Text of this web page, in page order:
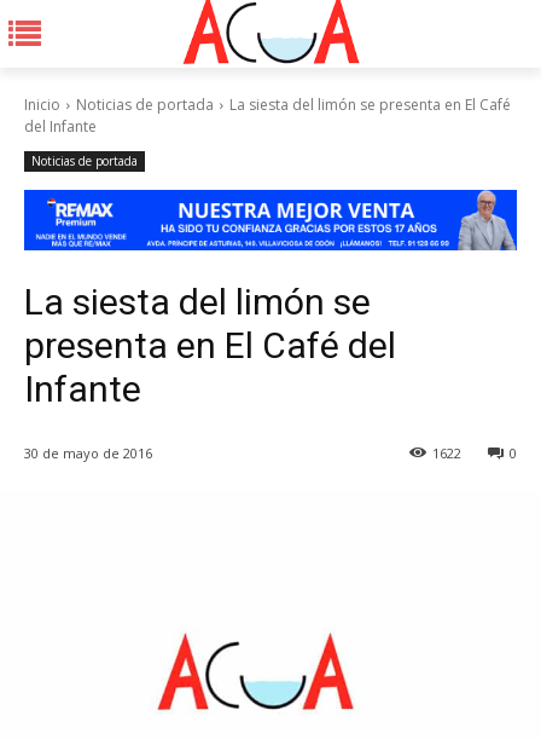
Inicio Noticias de portada
La siesta del limón se presenta en El Café
del Infante
Noticias de portada
La siesta del limón se
presenta en El Café del
Infante
30 de mayo de 2016 0
1622